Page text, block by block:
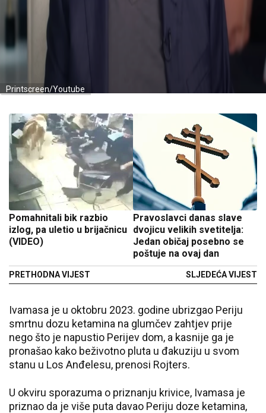
Printscreen/Youtube
Pomahnitali bik razbio
izlog, pa uletio u brijačnicu
(VIDEO)
PRETHODNA VIJEST
Pravoslavci danas slave
dvojicu velikih svetitelja:
Jedan običaj posebno se
poštuje na ovaj dan
SLJEDEĆA VIJEST
Ivamasa je u oktobru 2023. godine ubrizgao Periju
smrtnu dozu ketamina na glumčev zahtjev prije
nego što je napustio Perijev dom, a kasnije ga je
pronašao kako beživotno pluta u đakuziju u svom
stanu u Los Anđelesu, prenosi Rojters.
U okviru sporazuma o priznanju krivice, Ivamasa je
priznao da je više puta davao Periju doze ketamina,